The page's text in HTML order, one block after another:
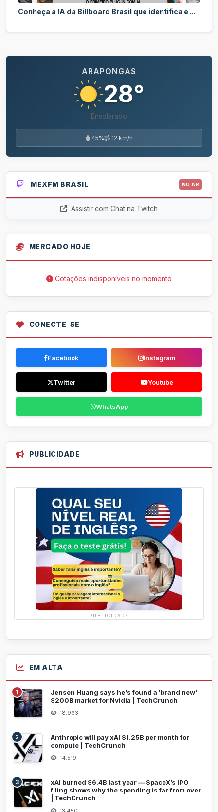
Conheça a IA da Billboard Brasil que identifica e ...
ARAPONGAS
28°
Ensolarado
45% 12 km/h
MEXFM BRASIL NO AR
Assistir com Chat na Twitch
MERCADO HOJE
Cotações indisponíveis no momento
CONECTE-SE
Facebook Instagram
Twitter Youtube
WhatsApp
PUBLICIDADE
PUBLICIDADE
EM ALTA
1
Jensen Huang says he's found a 'brand new'
$200B market for Nvidia | TechCrunch
18.963
2
Anthropic will pay xAI $1.25B per month for
compute | TechCrunch
14.519
3
xAI burned $6.4B last year — SpaceX’s IPO
filing shows why the spending is far from over
| TechCrunch
13.450